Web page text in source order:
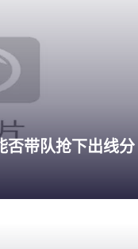
否带队抢下出线分